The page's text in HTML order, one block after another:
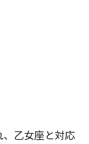
乙女座と対応